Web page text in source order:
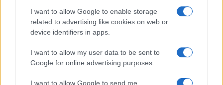
I want to allow Google to enable storage
related to advertising like cookies on web or
device identifiers in apps.
I want to allow my user data to be sent to
Google for online advertising purposes.
I want to allow Google to send me
Υποβολή σχολίου
Όροι Χρήσης . Το site προστατεύεται από reCAPTCHA, ισχύουν
Όροι Χρήσης
Αθλητικά
ATHENS KALLITHEA
SUPER LEAGUE
ΒΟΛΟΣ